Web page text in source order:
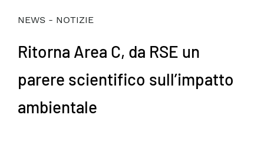
NEWS - NOTIZIE
Ritorna Area C, da RSE un
parere scientifico sull’impatto
ambientale